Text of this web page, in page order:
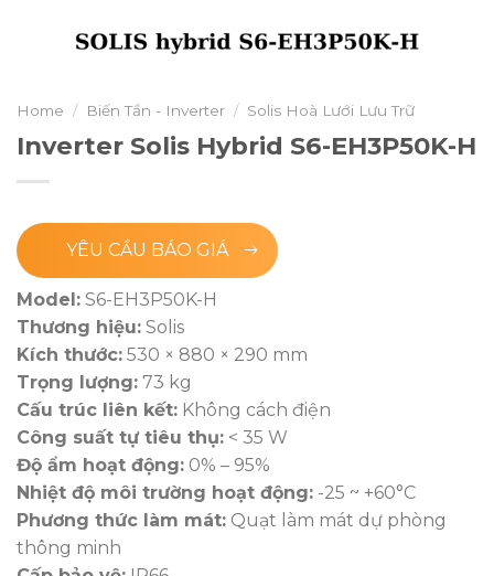
Home / Biến Tần - Inverter / Solis Hoà Lưới Lưu Trữ
Inverter Solis Hybrid S6-EH3P50K-H
YÊU CẦU BÁO GIÁ
Model: S6-EH3P50K-H
Thương hiệu: Solis
Kích thước: 530 × 880 × 290 mm
Trọng lượng: 73 kg
Cấu trúc liên kết: Không cách điện
Công suất tự tiêu thụ: < 35 W
Độ ẩm hoạt động: 0% – 95%
Nhiệt độ môi trường hoạt động: -25 ~ +60°C
Phương thức làm mát: Quạt làm mát dự phòng
thông minh